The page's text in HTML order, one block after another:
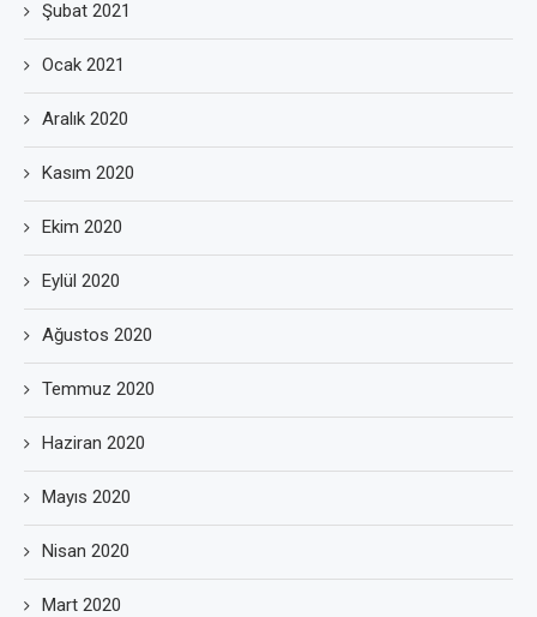
Şubat 2021
Ocak 2021
Aralık 2020
Kasım 2020
Ekim 2020
Eylül 2020
Ağustos 2020
Temmuz 2020
Haziran 2020
Mayıs 2020
Nisan 2020
Mart 2020